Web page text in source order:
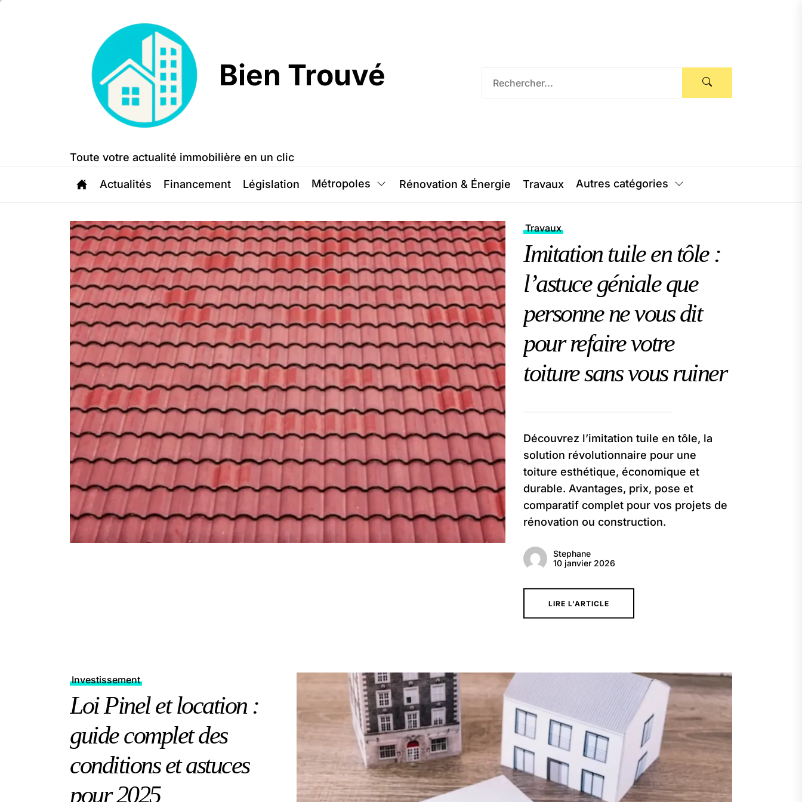
Bien
Trouvé
Bien Trouvé
Toute votre actualité immobilière en un clic
Actualités Financement Législation Métropoles Rénovation & Énergie Travaux Autres catégories
Travaux
Imitation tuile en tôle :
l’astuce géniale que
personne ne vous dit
pour refaire votre
toiture sans vous ruiner
Découvrez l’imitation tuile en tôle, la
solution révolutionnaire pour une
toiture esthétique, économique et
durable. Avantages, prix, pose et
comparatif complet pour vos projets de
rénovation ou construction.
Stephane
10 janvier 2026
LIRE L'ARTICLE
Investissement
Loi Pinel et location :
guide complet des
conditions et astuces
pour 2025